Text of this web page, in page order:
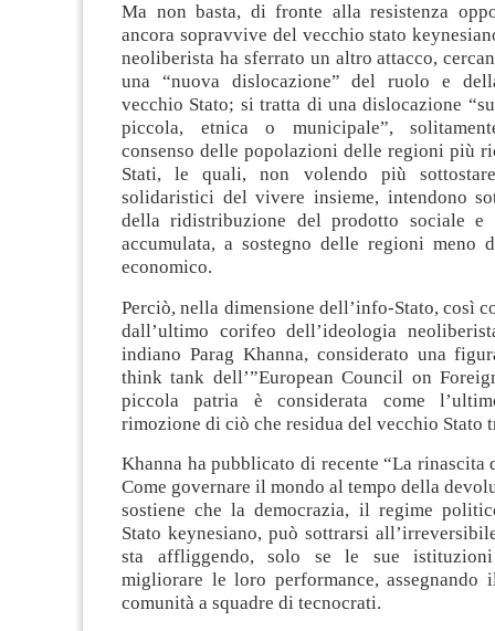
Ma non basta, di fronte alla resistenza
ancora sopravvive del vecchio stato
neoliberista ha sferrato un altro attacco,
una “nuova dislocazione” del ruolo e
vecchio Stato; si tratta di una dislocazione
piccola, etnica o municipale”,
consenso delle popolazioni delle regioni più
Stati, le quali, non volendo più
solidaristici del vivere insieme, intendono
della ridistribuzione del prodotto sociale e
accumulata, a sostegno delle regioni meno
economico.
Perciò, nella dimensione dell’info-Stato, così
dall’ultimo corifeo dell’ideologia
indiano Parag Khanna, considerato una
think tank dell’”European Council on
piccola patria è considerata come
rimozione di ciò che residua del vecchio Stato
Khanna ha pubblicato di recente “La rinascita
Come governare il mondo al tempo della
sostiene che la democrazia, il regime
Stato keynesiano, può sottrarsi
sta affliggendo, solo se le sue
migliorare le loro performance, assegnando
comunità a squadre di tecnocrati.